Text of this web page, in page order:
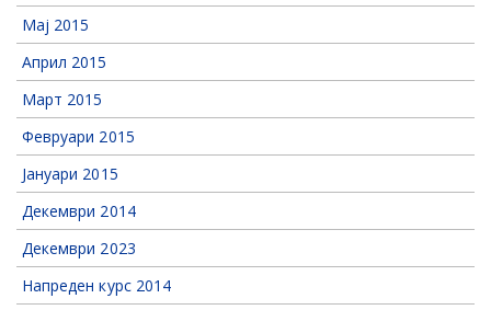
Мај 2015
Април 2015
Март 2015
Февруари 2015
Јануари 2015
Декември 2014
Декември 2023
Напреден курс 2014